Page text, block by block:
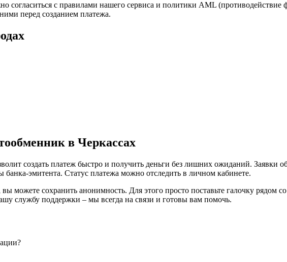
согласиться с правилами нашего сервиса и политики AML
перед созданием платежа.
в Черкассах
создать платеж быстро и получить деньги без лишних ожиданий. Заявки
банка-эмитента. Статус платежа можно отследить в личном кабинете.
можете сохранить анонимность. Для этого просто поставьте галочку рядом
службу поддержки – мы всегда на связи и готовы вам помочь.